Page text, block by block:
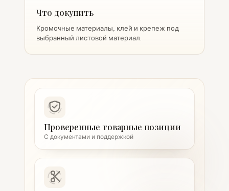
Что докупить
Кромочные материалы, клей и крепеж под
выбранный листовой материал.
Проверенные товарные позиции
С документами и поддержкой